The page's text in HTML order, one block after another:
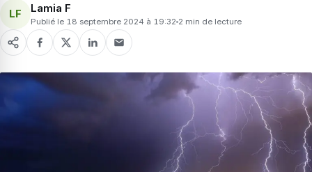
LF Lamia F
Publié le 18 septembre 2024 à 19:32 2 min de lecture